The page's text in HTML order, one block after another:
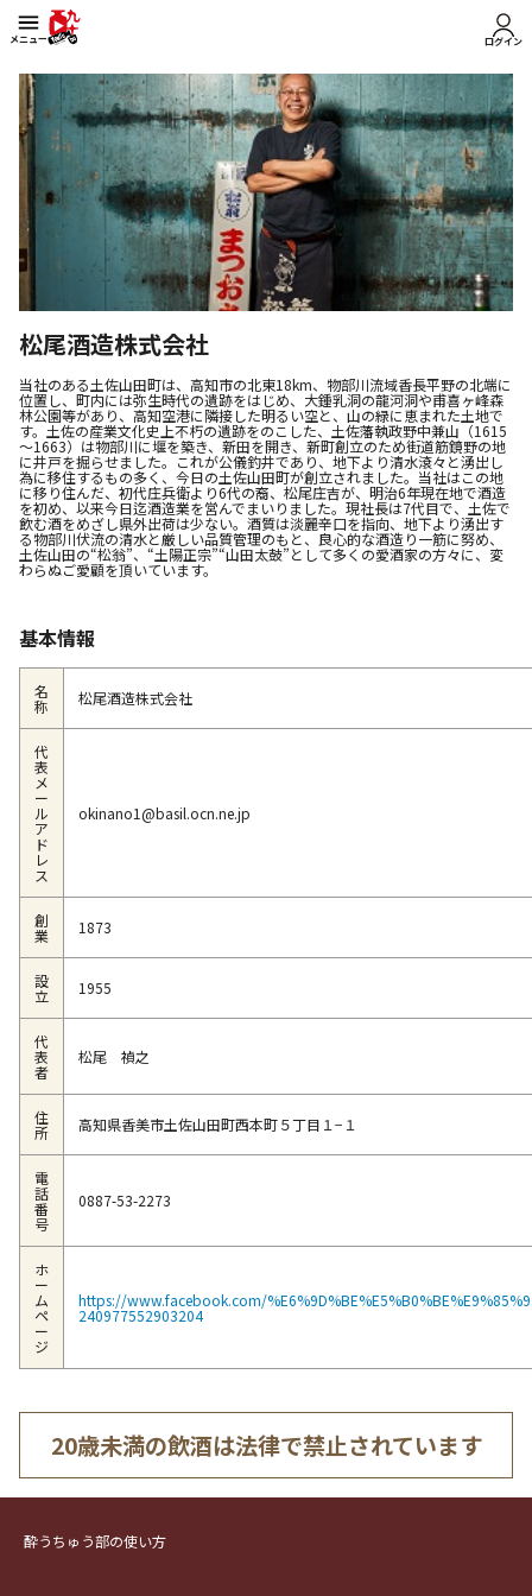
メニュー ログイン
松尾酒造株式会社
当社のある土佐山田町は、高知市の北東18km、物部川流域香長平野の北端に
位置し、町内には弥生時代の遺跡をはじめ、大鍾乳洞の龍河洞や甫喜ヶ峰森
林公園等があり、高知空港に隣接した明るい空と、山の緑に恵まれた土地で
す。土佐の産業文化史上不朽の遺跡をのこした、土佐藩執政野中兼山（1615
～1663）は物部川に堰を築き、新田を開き、新町創立のため街道筋鏡野の地
に井戸を掘らせました。これが公儀釣井であり、地下より清水滾々と湧出し
為に移住するもの多く、今日の土佐山田町が創立されました。当社はこの地
に移り住んだ、初代庄兵衛より6代の裔、松尾庄吉が、明治6年現在地で酒造
を初め、以来今日迄酒造業を営んでまいりました。現社長は7代目で、土佐で
飲む酒をめざし県外出荷は少ない。酒質は淡麗辛口を指向、地下より湧出す
る物部川伏流の清水と厳しい品質管理のもと、良心的な酒造り一筋に努め、
土佐山田の“松翁”、“土陽正宗”“山田太鼓”として多くの愛酒家の方々に、変
わらぬご愛顧を頂いています。
基本情報
名
称 松尾酒造株式会社
代
表
メ
ー
ル
ア
ド
レ
ス
okinano1@basil.ocn.ne.jp
創
業 1873
設
立 1955
代
表
者
松尾 禎之
住
所 高知県香美市土佐山田町西本町５丁目１−１
電
話
番
号
0887-53-2273
ホ
ー
ム
ペ
ー
ジ
https://www.facebook.com/
240977552903204
20歳未満の飲酒は法律で禁止されています
酔うちゅう部の使い方